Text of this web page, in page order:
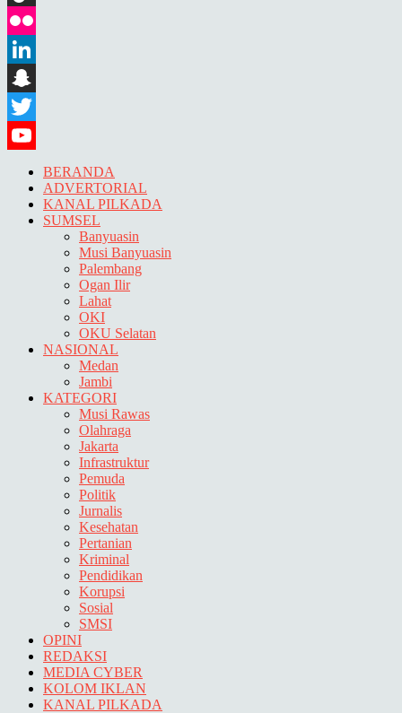
TikTok
Flickr
LinkedIn
Snapchat
Twitter
YouTube
BERANDA
ADVERTORIAL
KANAL PILKADA
SUMSEL
Banyuasin
Musi Banyuasin
Palembang
Ogan Ilir
Lahat
OKI
OKU Selatan
NASIONAL
Medan
Jambi
KATEGORI
Musi Rawas
Olahraga
Jakarta
Infrastruktur
Pemuda
Politik
Jurnalis
Kesehatan
Pertanian
Kriminal
Pendidikan
Korupsi
Sosial
SMSI
OPINI
REDAKSI
MEDIA CYBER
KOLOM IKLAN
KANAL PILKADA